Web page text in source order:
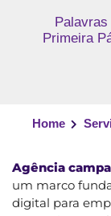
Palavras
Primeira
Home
Agência
um marco
digital para